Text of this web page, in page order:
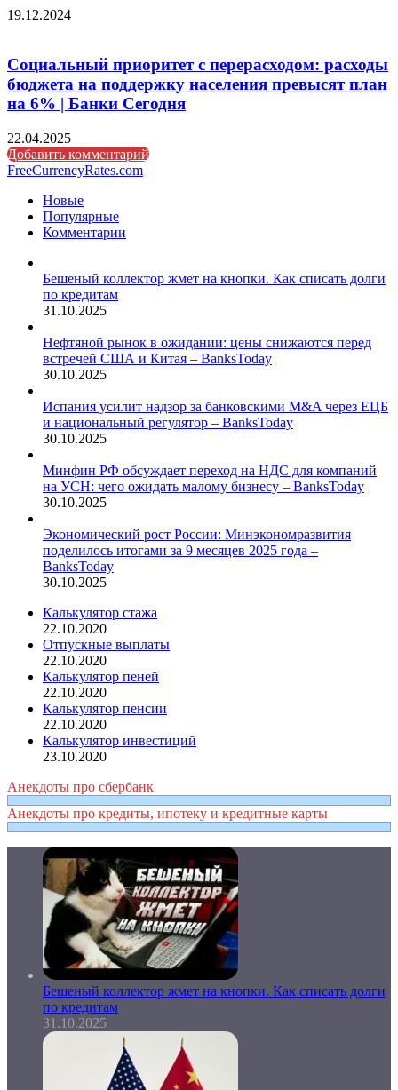
19.12.2024
Социальный приоритет с перерасходом: расходы
бюджета на поддержку населения превысят план
на 6% | Банки Сегодня
22.04.2025
Добавить комментарий
FreeCurrencyRates.com
Новые
Популярные
Комментарии
Бешеный коллектор жмет на кнопки. Как списать долги
по кредитам
31.10.2025
Нефтяной рынок в ожидании: цены снижаются перед
встречей США и Китая – BanksToday
30.10.2025
Испания усилит надзор за банковскими M&A через ЕЦБ
и национальный регулятор – BanksToday
30.10.2025
Минфин РФ обсуждает переход на НДС для компаний
на УСН: чего ожидать малому бизнесу – BanksToday
30.10.2025
Экономический рост России: Минэкономразвития
поделилось итогами за 9 месяцев 2025 года –
BanksToday
30.10.2025
Калькулятор стажа
22.10.2020
Отпускные выплаты
22.10.2020
Калькулятор пеней
22.10.2020
Калькулятор пенсии
22.10.2020
Калькулятор инвестиций
23.10.2020
Анекдоты про сбербанк
Анекдоты про кредиты, ипотеку и кредитные карты
Бешеный коллектор жмет на кнопки. Как списать долги
по кредитам
31.10.2025